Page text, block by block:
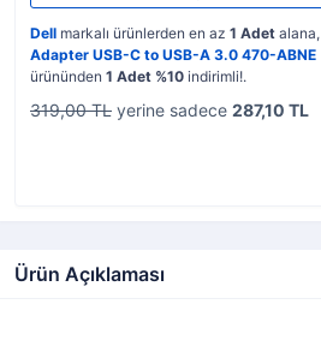
Dell markalı ürünlerden en az 1 Adet alana,
Adapter USB-C to USB-A 3.0 470-ABNE
ürününden 1 Adet %10 indirimli!.
319,00 TL yerine sadece 287,10 TL
Ürün Açıklaması